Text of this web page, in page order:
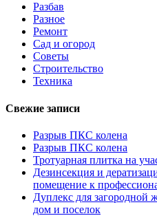
Разбав
Разное
Ремонт
Сад и огород
Советы
Строительство
Техника
Свежие записи
Разрыв ПКС колена
Разрыв ПКС колена
Тротуарная плитка на
Дезинсекция и
помещение к
Дуплекс для загородной
дом и поселок